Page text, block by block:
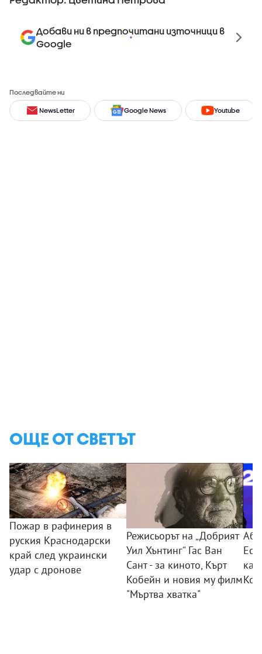
Добави ни в предпочитани източници в
Google
Последвайте ни
NewsLetter Google News Youtube
ОЩЕ ОТ СВЕТЪТ
Пожар в рафинерия в
руския Краснодарски
край след украински
удар с дронове
Режисьорът на „Добрият
Уил Хънтинг“ Гас Ван
Сант - за киното, Кърт
Кобейн и новия му филм
"Мъртва хватка"